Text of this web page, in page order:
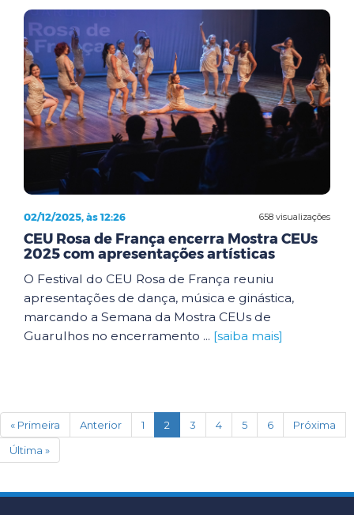
658 visualizações
02/12/2025, às 12:26
CEU Rosa de França encerra Mostra CEUs
2025 com apresentações artísticas
O Festival do CEU Rosa de França reuniu
apresentações de dança, música e ginástica,
marcando a Semana da Mostra CEUs de
Guarulhos no encerramento ... [saiba mais]
« Primeira Anterior 1 2 (current)
3 4 5 6
Próxima
Última »